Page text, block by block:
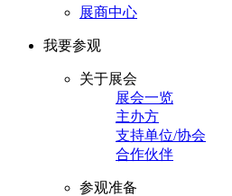
展商中心
我要参观
关于展会
展会一览
主办方
支持单位/协会
合作伙伴
参观准备